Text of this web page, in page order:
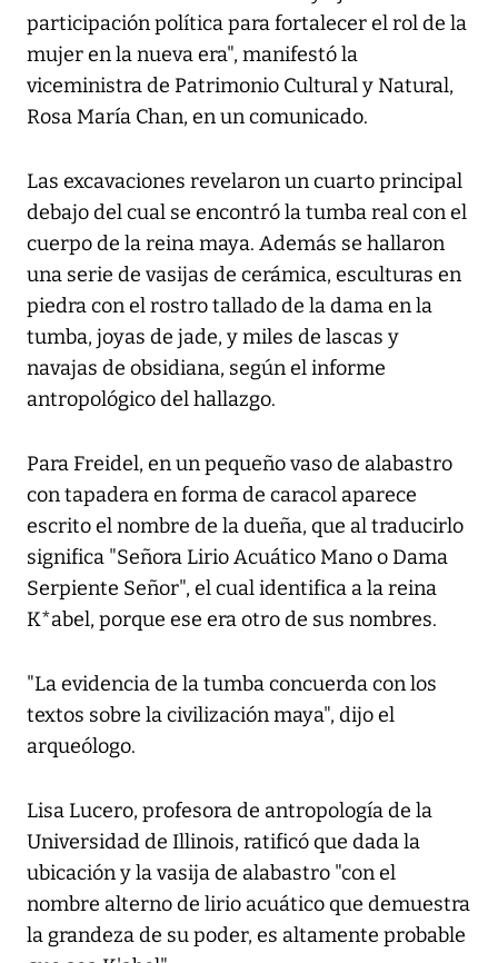
participación política para fortalecer el rol de la
mujer en la nueva era", manifestó la
viceministra de Patrimonio Cultural y Natural,
Rosa María Chan, en un comunicado.
Las excavaciones revelaron un cuarto principal
debajo del cual se encontró la tumba real con el
cuerpo de la reina maya. Además se hallaron
una serie de vasijas de cerámica, esculturas en
piedra con el rostro tallado de la dama en la
tumba, joyas de jade, y miles de lascas y
navajas de obsidiana, según el informe
antropológico del hallazgo.
Para Freidel, en un pequeño vaso de alabastro
con tapadera en forma de caracol aparece
escrito el nombre de la dueña, que al traducirlo
significa "Señora Lirio Acuático Mano o Dama
Serpiente Señor", el cual identifica a la reina
K*abel, porque ese era otro de sus nombres.
"La evidencia de la tumba concuerda con los
textos sobre la civilización maya", dijo el
arqueólogo.
Lisa Lucero, profesora de antropología de la
Universidad de Illinois, ratificó que dada la
ubicación y la vasija de alabastro "con el
nombre alterno de lirio acuático que demuestra
la grandeza de su poder, es altamente probable